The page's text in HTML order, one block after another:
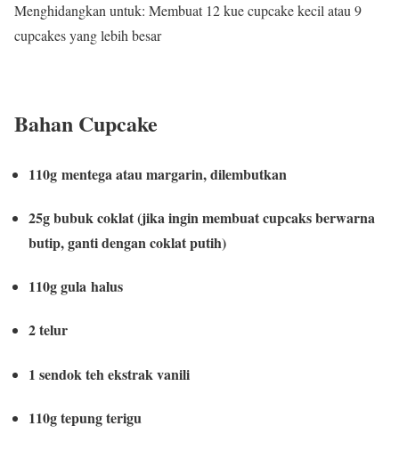
Menghidangkan untuk: Membuat 12 kue cupcake kecil atau 9
cupcakes yang lebih besar
Bahan Cupcake
110g mentega atau margarin, dilembutkan
25g bubuk coklat (jika ingin membuat cupcaks berwarna
butip, ganti dengan coklat putih)
110g gula halus
2 telur
1 sendok teh ekstrak vanili
110g tepung terigu